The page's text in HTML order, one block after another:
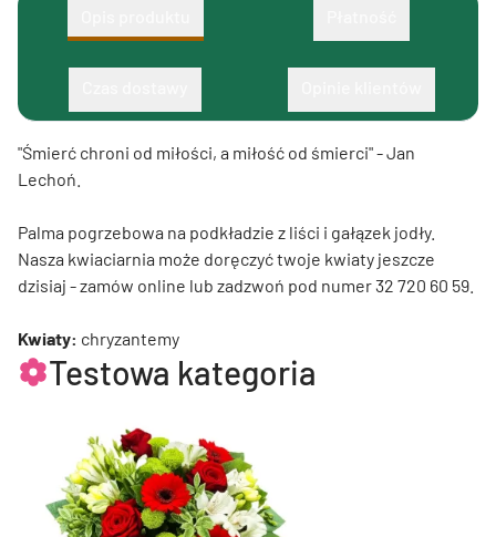
"Śmierć chroni od miłości, a miłość od śmierci" - Jan
Lechoń.
Palma pogrzebowa na podkładzie z liści i gałązek jodły.
Nasza kwiaciarnia może doręczyć twoje kwiaty jeszcze
dzisiaj - zamów online lub zadzwoń pod numer 32 720 60 59.
Kwiaty: chryzantemy
Testowa kategoria